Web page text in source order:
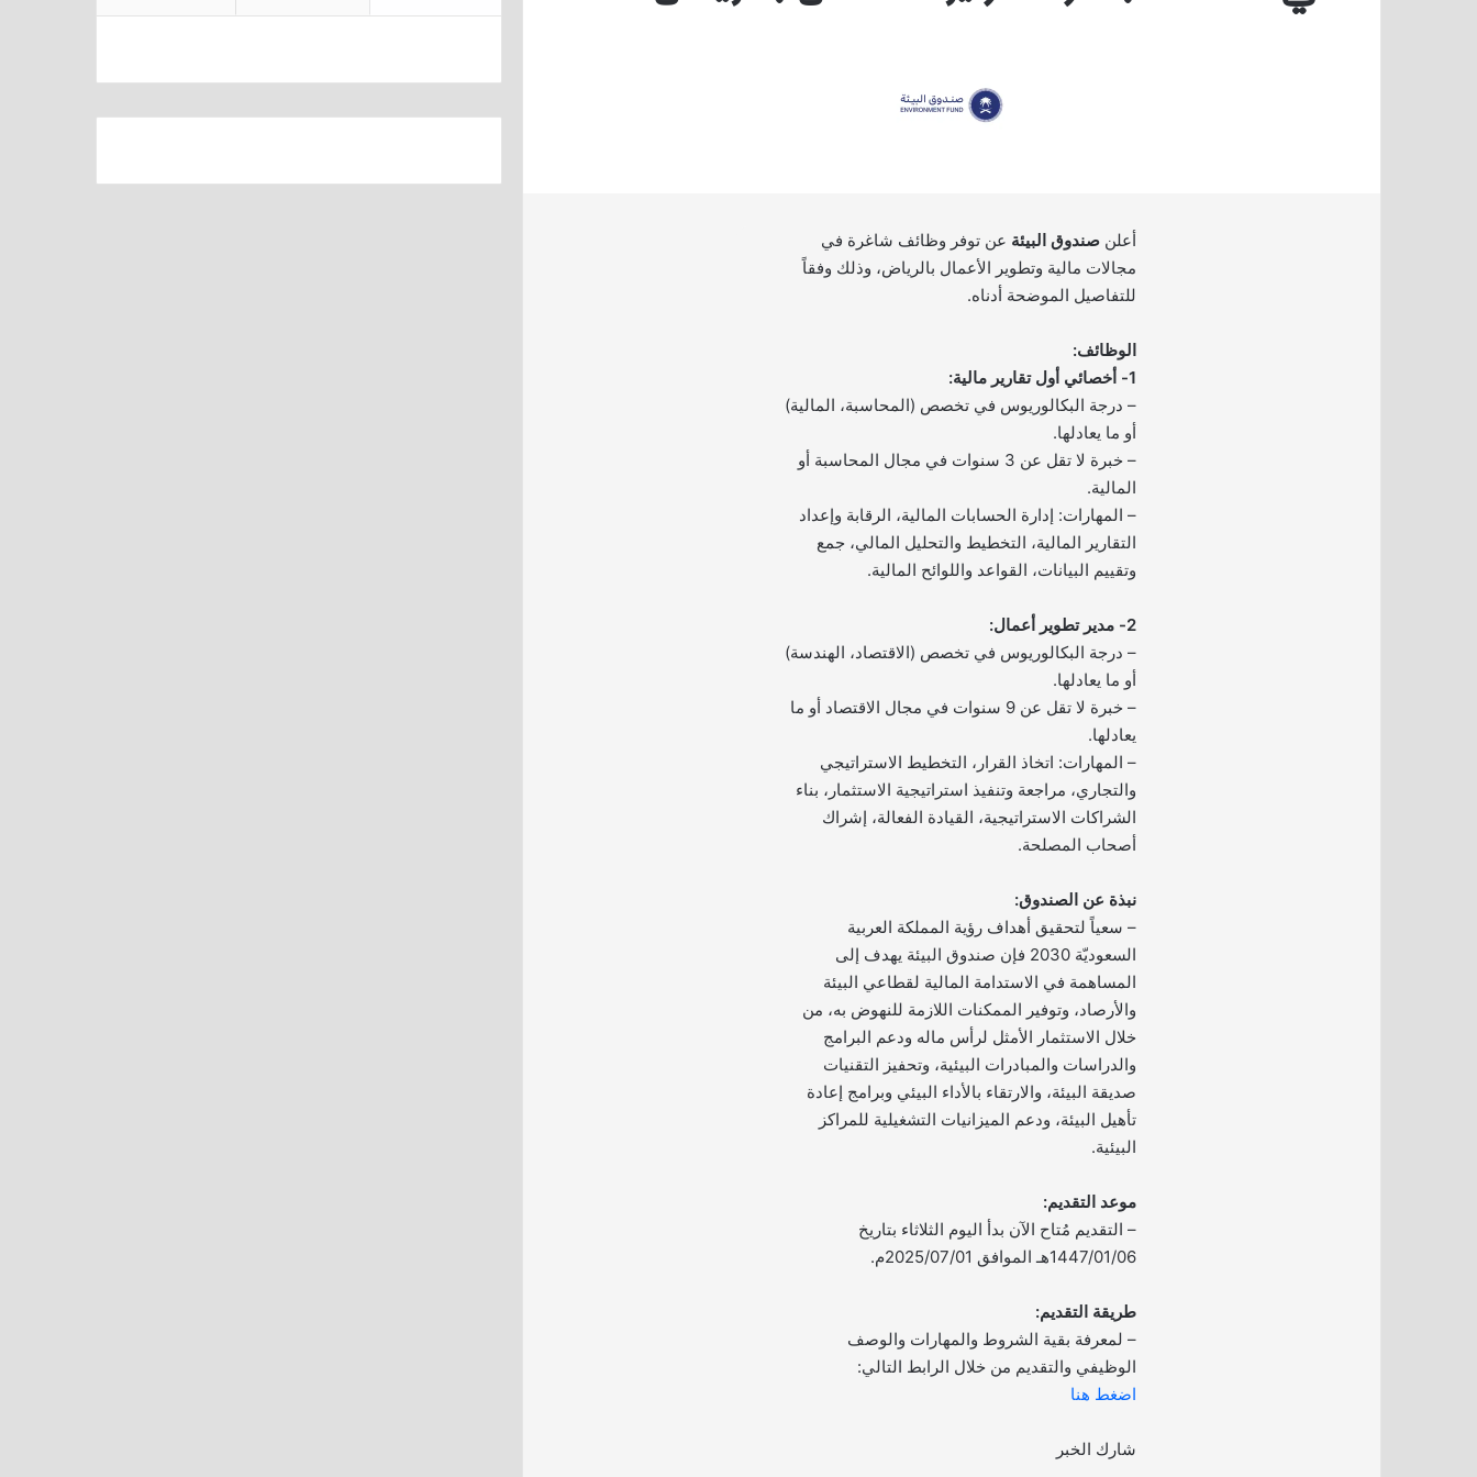
أعلن صندوق البيئة عن توفر وظائف شاغرة في
مجالات مالية وتطوير الأعمال بالرياض، وذلك وفقاً
للتفاصيل الموضحة أدناه.
الوظائف:
1- أخصائي أول تقارير مالية:
– درجة البكالوريوس في تخصص (المحاسبة، المالية)
أو ما يعادلها.
– خبرة لا تقل عن 3 سنوات في مجال المحاسبة أو
المالية.
– المهارات: إدارة الحسابات المالية، الرقابة وإعداد
التقارير المالية، التخطيط والتحليل المالي، جمع
وتقييم البيانات، القواعد واللوائح المالية.
2- مدير تطوير أعمال:
– درجة البكالوريوس في تخصص (الاقتصاد، الهندسة)
أو ما يعادلها.
– خبرة لا تقل عن 9 سنوات في مجال الاقتصاد أو ما
يعادلها.
– المهارات: اتخاذ القرار، التخطيط الاستراتيجي
والتجاري، مراجعة وتنفيذ استراتيجية الاستثمار، بناء
الشراكات الاستراتيجية، القيادة الفعالة، إشراك
أصحاب المصلحة.
نبذة عن الصندوق:
– سعياً لتحقيق أهداف رؤية المملكة العربية
السعوديّة 2030 فإن صندوق البيئة يهدف إلى
المساهمة في الاستدامة المالية لقطاعي البيئة
والأرصاد، وتوفير الممكنات اللازمة للنهوض به، من
خلال الاستثمار الأمثل لرأس ماله ودعم البرامج
والدراسات والمبادرات البيئية، وتحفيز التقنيات
صديقة البيئة، والارتقاء بالأداء البيئي وبرامج إعادة
تأهيل البيئة، ودعم الميزانيات التشغيلية للمراكز
البيئية.
موعد التقديم:
– التقديم مُتاح الآن بدأ اليوم الثلاثاء بتاريخ
1447/01/06هـ الموافق 2025/07/01م.
طريقة التقديم:
– لمعرفة بقية الشروط والمهارات والوصف
الوظيفي والتقديم من خلال الرابط التالي:
اضغط هنا
شارك الخبر